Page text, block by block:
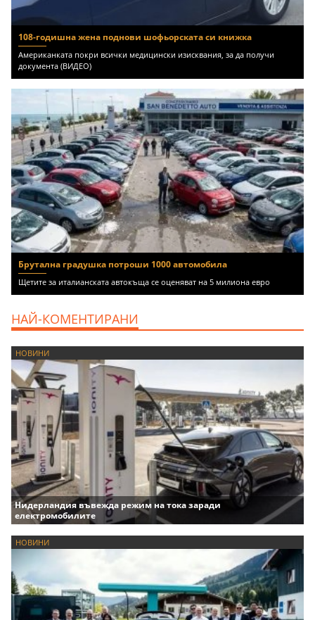
108-годишна жена поднови шофьорската си книжка
Американката покри всички медицински изисквания, за да получи
документа (ВИДЕО)
Брутална градушка потроши 1000 автомобила
Щетите за италианската автокъща се оценяват на 5 милиона евро
НАЙ-КОМЕНТИРАНИ
НОВИНИ
Нидерландия въвежда режим на тока заради
електромобилите
НОВИНИ